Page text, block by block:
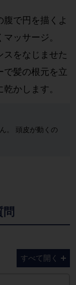
腹で円を描くよ
ッサージ。
スをなじませた
で髪の根元を立
かします。
。 頭皮が動くの
すべて開く